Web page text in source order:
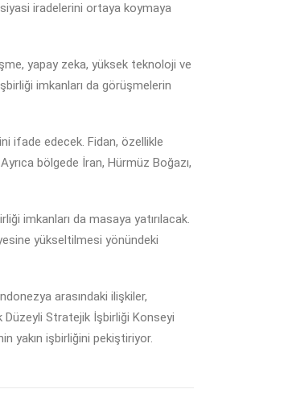
siyasi iradelerini ortaya koymaya
yapay zeka, yüksek teknoloji ve
imkanları da görüşmelerin
ifade edecek. Fidan, özellikle
bölgede İran, Hürmüz Boğazı,
imkanları da masaya yatırılacak.
yükseltilmesi yönündeki
arasındaki ilişkiler,
Düzeyli Stratejik İşbirliği Konseyi
yakın işbirliğini pekiştiriyor.